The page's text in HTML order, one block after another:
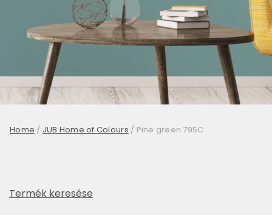
Home / JUB Home of Colours / Pine green 795C
Termék keresése